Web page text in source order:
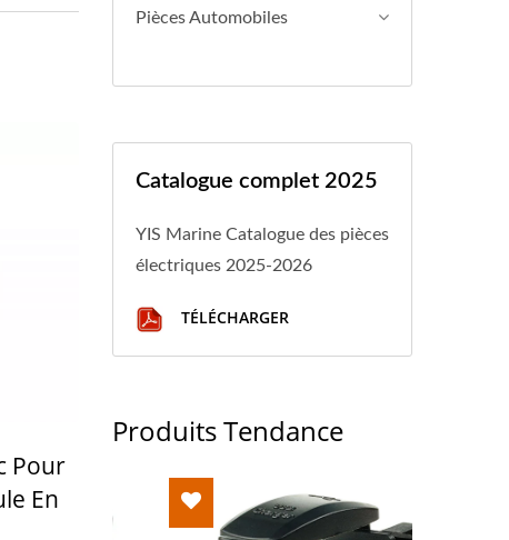
Pour
En
Pièces Automobiles
Catalogue complet 2025
YIS Marine Catalogue des pièces
électriques 2025-2026
TÉLÉCHARGER
Produits Tendance